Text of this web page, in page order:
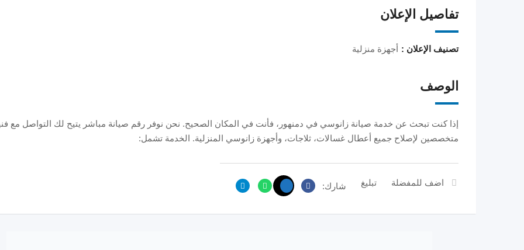
تفاصيل الإعلان
تصنيف الإعلان : أجهزة منزلية
الوصف
إذا كنت تبحث عن خدمة صيانة زانوسي في دمنهور، فأنت في المكان الصحيح. نحن نوفر رقم صيانة مباشر يتيح لك التواصل مع
متخصصين لإصلاح جميع أعطال غسالات، ثلاجات، وأجهزة زانوسي المنزلية. الخدمة تشمل:
اضف للمفضلة تبليغ شارك: